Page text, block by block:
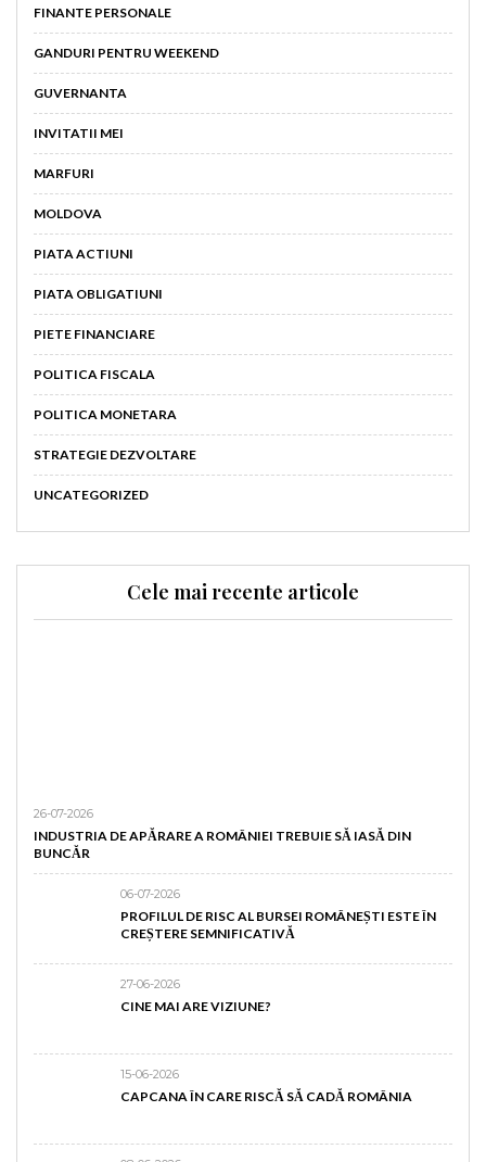
FINANTE PERSONALE
GANDURI PENTRU WEEKEND
GUVERNANTA
INVITATII MEI
MARFURI
MOLDOVA
PIATA ACTIUNI
PIATA OBLIGATIUNI
PIETE FINANCIARE
POLITICA FISCALA
POLITICA MONETARA
STRATEGIE DEZVOLTARE
UNCATEGORIZED
Cele mai recente articole
26-07-2026
INDUSTRIA DE APĂRARE A ROMÂNIEI TREBUIE SĂ IASĂ DIN
BUNCĂR
06-07-2026
PROFILUL DE RISC AL BURSEI ROMÂNEȘTI ESTE ÎN
CREȘTERE SEMNIFICATIVĂ
27-06-2026
CINE MAI ARE VIZIUNE?
15-06-2026
CAPCANA ÎN CARE RISCĂ SĂ CADĂ ROMÂNIA